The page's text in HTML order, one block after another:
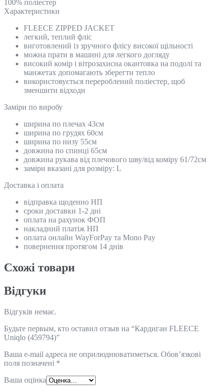
100% поліестер
Характеристики
FLEECE ZIPPED JACKET
легкий, теплий фліс
виготовлений із зручного флісу високої щільності
можна прати в машині для легкого догляду
високий комір і вітрозахисна окантовка на подолі та
манжетах допомагають зберегти тепло
використовується перероблений поліестер, щоб
зменшити відходи
Замiри по виробу
ширина по плечах 43см
ширина по грудях 60см
ширина по низу 55см
довжина по спинці 65см
довжина рукава від плечового шву/від коміру 61/72см
заміри вказані для розміру: L
Доставка і оплата
відправка щоденно НП
сроки доставки 1-2 дні
оплата на рахунок ФОП
накладний платіж НП
оплата онлайн WayForPay та Mono Pay
повернення протягом 14 днів
Схожi товари
Відгуки
Відгуків немає.
Будьте первым, кто оставил отзыв на “Кардиган FLEECE
Uniqlo (459794)”
Ваша e-mail адреса не оприлюднюватиметься. Обов’язкові
поля позначені *
Ваша оцінка